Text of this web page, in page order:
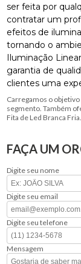
ser feita por
contratar um
efeitos de
tornando o
Iluminação
garantia de
clientes uma
Carregamos o
segmento. Também
Fita de Led Branca
FAÇA UM
Digite seu nome
Digite seu email
Digite seu telefone
Mensagem